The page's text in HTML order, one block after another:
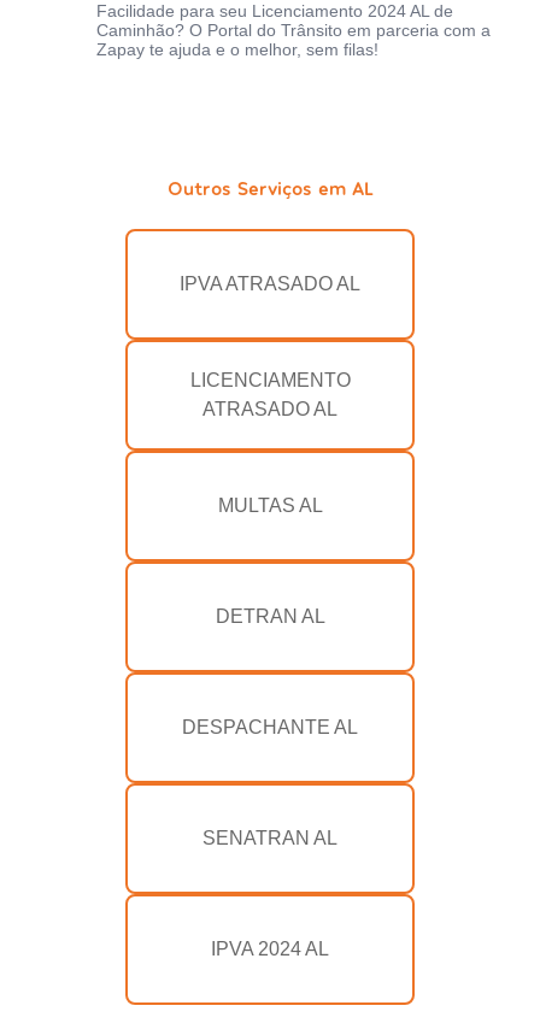
Facilidade para seu Licenciamento 2024 AL de
Caminhão? O Portal do Trânsito em parceria com a
Zapay te ajuda e o melhor, sem filas!
Outros Serviços em AL
IPVA ATRASADO AL
LICENCIAMENTO
ATRASADO AL
MULTAS AL
DETRAN AL
DESPACHANTE AL
SENATRAN AL
IPVA 2024 AL